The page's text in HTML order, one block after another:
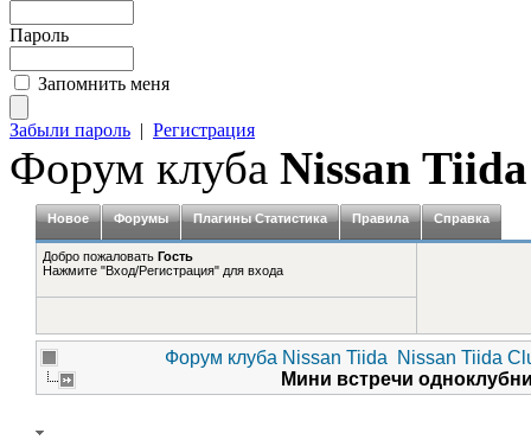
Пароль
Запомнить меня
Забыли пароль | Регистрация
Форум клуба Nissan Tiida
Новое Форумы Плагины Статистика Правила Справка
Добро пожаловать Гость
Нажмите "Вход/Регистрация" для входа
Форум клуба Nissan Tiida
Nissan Tiida
Мини встречи